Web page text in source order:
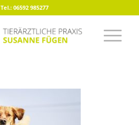
Tel.: 06592 985277